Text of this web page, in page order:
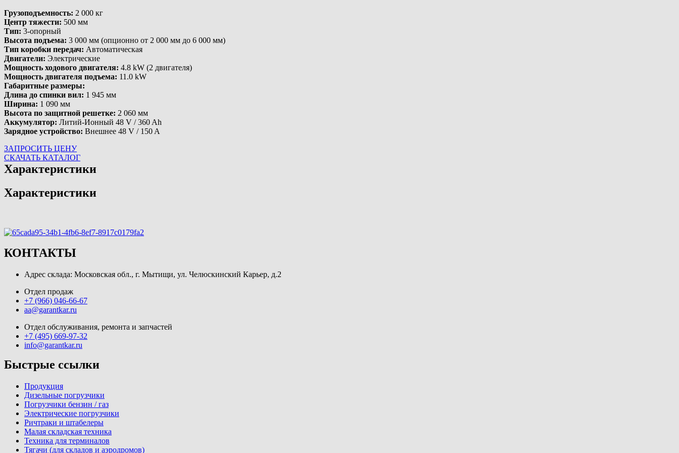
Грузоподъемность: 2 000 кг
Центр тяжести: 500 мм
Тип: 3-опорный
Высота подъема: 3 000 мм (опционно от 2 000 мм до 6 000 мм)
Тип коробки передач: Автоматическая
Двигатели: Электрические
Мощность ходового двигателя: 4.8 kW (2 двигателя)
Мощность двигателя подъема: 11.0 kW
Габаритные размеры:
Длина до спинки вил: 1 945 мм
Ширина: 1 090 мм
Высота по защитной решетке: 2 060 мм
Аккумулятор: Литий-Ионный 48 V / 360 Ah
Зарядное устройство: Внешнее 48 V / 150 A
ЗАПРОСИТЬ ЦЕНУ
СКАЧАТЬ КАТАЛОГ
Характеристики
Характеристики
КОНТАКТЫ
Адрес склада: Московская обл., г. Мытищи, ул. Челюскинский Карьер, д.2
Отдел продаж
+7 (966) 046-66-67
aa@garantkar.ru
Отдел обслуживания, ремонта и запчастей
+7 (495) 669-97-32
info@garantkar.ru
Быстрые ссылки
Продукция
Дизельные погрузчики
Погрузчики бензин / газ
Электрические погрузчики
Ричтраки и штабелеры
Малая складская техника
Техника для терминалов
Тягачи (для складов и аэродромов)